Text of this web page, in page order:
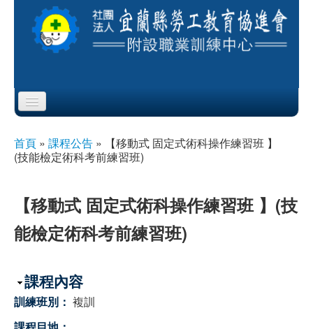
Skip to content
Skip to navigation
協會簡介
服務項目
公布欄
即測即評
您在這裡
首頁 » 課程公告 »
【移動式 固定式術科操作練習班 】
(技能檢定術科考前練習班)
【移動式 固定式術科操作練習班 】(技
能檢定術科考前練習班)
隱藏
課程內容
訓練班別： 複訓